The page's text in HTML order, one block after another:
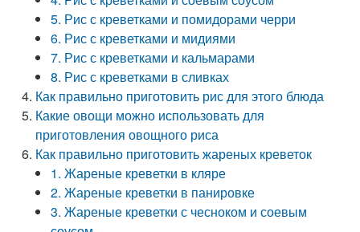
5. Рис с креветками и помидорами черри
6. Рис с креветками и мидиями
7. Рис с креветками и кальмарами
8. Рис с креветками в сливках
Как правильно приготовить рис для этого блюда
Какие овощи можно использовать для
приготовления овощного риса
Как правильно приготовить жареных креветок
1. Жареные креветки в кляре
2. Жареные креветки в панировке
3. Жареные креветки с чесноком и соевым